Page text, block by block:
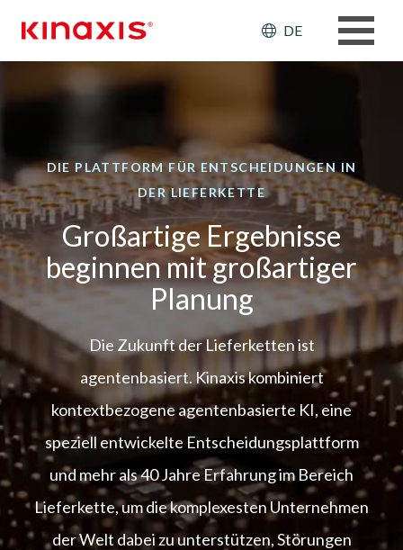
Header:
DE
DIE PLATTFORM FÜR ENTSCHEIDUNGEN IN
DER LIEFERKETTE
Großartige Ergebnisse
beginnen mit großartiger
Planung
Die Zukunft der Lieferketten ist
agentenbasiert. Kinaxis kombiniert
kontextbezogene agentenbasierte KI, eine
speziell entwickelte Entscheidungsplattform
und mehr als 40 Jahre Erfahrung im Bereich
Lieferkette, um die komplexesten Unternehmen
der Welt dabei zu unterstützen, Störungen